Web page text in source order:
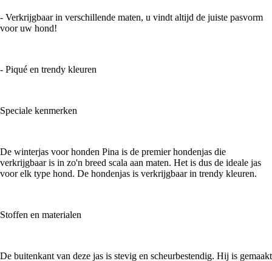
- Verkrijgbaar in verschillende maten, u vindt altijd de juiste pasvorm
voor uw hond!
- Piqué en trendy kleuren
Speciale kenmerken
De winterjas voor honden Pina is de premier hondenjas die
verkrijgbaar is in zo'n breed scala aan maten. Het is dus de ideale jas
voor elk type hond. De hondenjas is verkrijgbaar in trendy kleuren.
Stoffen en materialen
De buitenkant van deze jas is stevig en scheurbestendig. Hij is gemaakt